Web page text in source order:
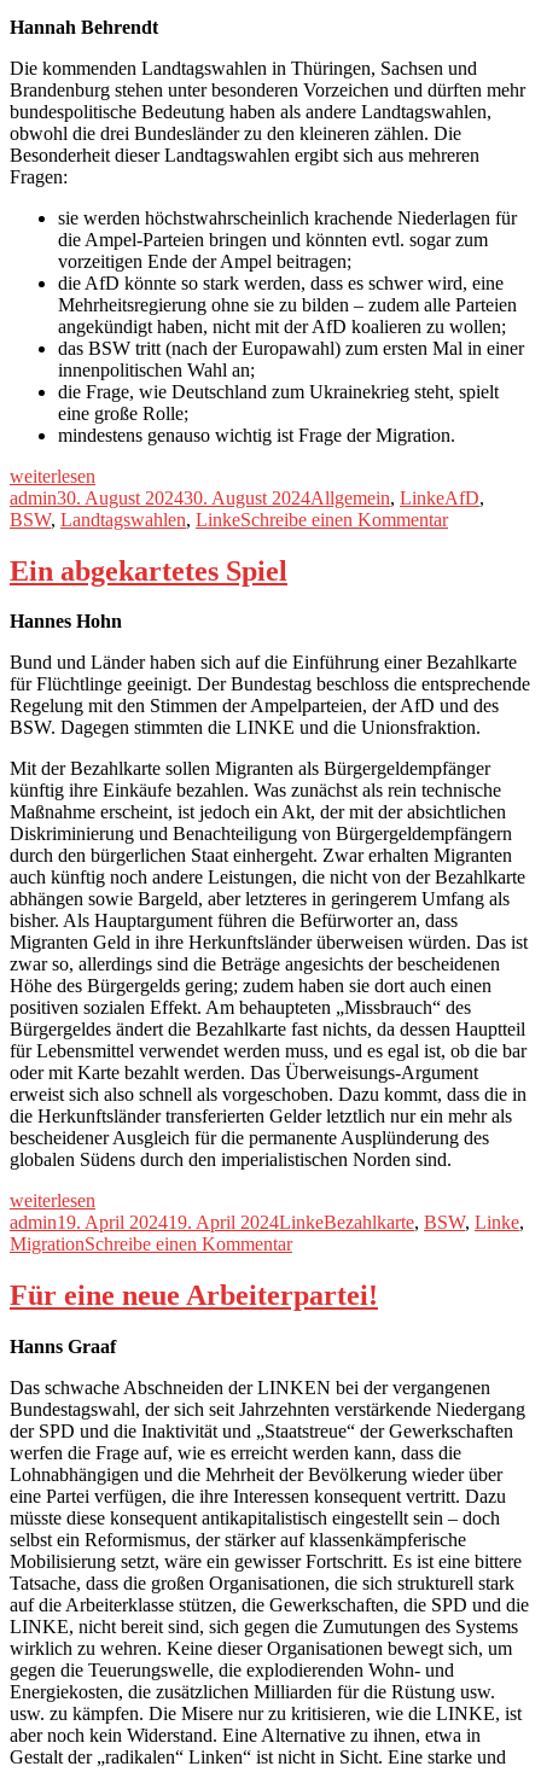
kritischen
52:
Taktik
der
kritischen
Wahlunterstützung
Hannah Behrendt
Die kommenden Landtagswahlen in Thüringen, Sachsen und
Brandenburg stehen unter besonderen Vorzeichen und dürften mehr
bundespolitische Bedeutung haben als andere Landtagswahlen,
obwohl die drei Bundesländer zu den kleineren zählen. Die
Besonderheit dieser Landtagswahlen ergibt sich aus mehreren
Fragen:
sie werden höchstwahrscheinlich krachende Niederlagen für
die Ampel-Parteien bringen und könnten evtl. sogar zum
vorzeitigen Ende der Ampel beitragen;
die AfD könnte so stark werden, dass es schwer wird, eine
Mehrheitsregierung ohne sie zu bilden – zudem alle Parteien
angekündigt haben, nicht mit der AfD koalieren zu wollen;
das BSW tritt (nach der Europawahl) zum ersten Mal in einer
innenpolitischen Wahl an;
die Frage, wie Deutschland zum Ukrainekrieg steht, spielt
eine große Rolle;
mindestens genauso wichtig ist Frage der Migration.
„Wen
wählen?“
weiterlesen
Autor
adminVeröffentlicht
am
30. August 202430. August 2024Kategorien
Allgemein, LinkeAfD,
BSW, Landtagswahlen, LinkeSchreibe einen Kommentarzu
Ein abgekartetes Spiel
Hannes Hohn
Bund und Länder haben sich auf die Einführung einer Bezahlkarte
für Flüchtlinge geeinigt. Der Bundestag beschloss die entsprechende
Regelung mit den Stimmen der Ampelparteien, der AfD und des
BSW. Dagegen stimmten die LINKE und die Unionsfraktion.
Mit der Bezahlkarte sollen Migranten als Bürgergeldempfänger
künftig ihre Einkäufe bezahlen. Was zunächst als rein technische
Maßnahme erscheint, ist jedoch ein Akt, der mit der absichtlichen
Diskriminierung und Benachteiligung von Bürgergeldempfängern
durch den bürgerlichen Staat einhergeht. Zwar erhalten Migranten
auch künftig noch andere Leistungen, die nicht von der Bezahlkarte
abhängen sowie Bargeld, aber letzteres in geringerem Umfang als
bisher. Als Hauptargument führen die Befürworter an, dass
Migranten Geld in ihre Herkunftsländer überweisen würden. Das ist
zwar so, allerdings sind die Beträge angesichts der bescheidenen
Höhe des Bürgergelds gering; zudem haben sie dort auch einen
positiven sozialen Effekt. Am behaupteten „Missbrauch“ des
Bürgergeldes ändert die Bezahlkarte fast nichts, da dessen Hauptteil
für Lebensmittel verwendet werden muss, und es egal ist, ob die bar
oder mit Karte bezahlt werden. Das Überweisungs-Argument
erweist sich also schnell als vorgeschoben. Dazu kommt, dass die in
die Herkunftsländer transferierten Gelder letztlich nur ein mehr als
bescheidener Ausgleich für die permanente Ausplünderung des
globalen Südens durch den imperialistischen Norden sind.
„Ein
abgekartetes
Spiel“
weiterlesen
Autor
adminVeröffentlicht
am
19. April 202419. April 2024Kategorien
LinkeSchlagwörter
Bezahlkarte, BSW, Linke,
MigrationSchreibe einen Kommentarzu
abgekartetes
Spiel
Für eine neue Arbeiterpartei!
Hanns Graaf
Das schwache Abschneiden der LINKEN bei der vergangenen
Bundestagswahl, der sich seit Jahrzehnten verstärkende Niedergang
der SPD und die Inaktivität und „Staatstreue“ der Gewerkschaften
werfen die Frage auf, wie es erreicht werden kann, dass die
Lohnabhängigen und die Mehrheit der Bevölkerung wieder über
eine Partei verfügen, die ihre Interessen konsequent vertritt. Dazu
müsste diese konsequent antikapitalistisch eingestellt sein – doch
selbst ein Reformismus, der stärker auf klassenkämpferische
Mobilisierung setzt, wäre ein gewisser Fortschritt. Es ist eine bittere
Tatsache, dass die großen Organisationen, die sich strukturell stark
auf die Arbeiterklasse stützen, die Gewerkschaften, die SPD und die
LINKE, nicht bereit sind, sich gegen die Zumutungen des Systems
wirklich zu wehren. Keine dieser Organisationen bewegt sich, um
gegen die Teuerungswelle, die explodierenden Wohn- und
Energiekosten, die zusätzlichen Milliarden für die Rüstung usw.
usw. zu kämpfen. Die Misere nur zu kritisieren, wie die LINKE, ist
aber noch kein Widerstand. Eine Alternative zu ihnen, etwa in
Gestalt der „radikalen“ Linken“ ist nicht in Sicht. Eine starke und